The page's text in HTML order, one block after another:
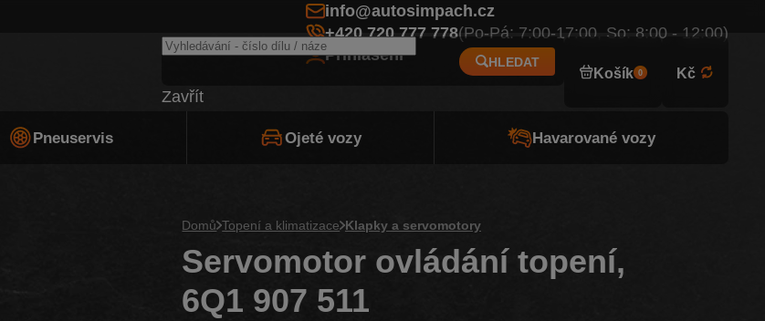
info@autosimpach.cz
+420 720 777 778(Po-Pá: 7:00-17:00, So: 8:00 - 12:00)
Přihlášení
Pneuservis Ojeté vozy Havarované vozy
HLEDAT
Zavřít
Košík 0 Kč
Domů Topení a klimatizace Klapky a servomotory
Servomotor ovládání topení,
6Q1 907 511